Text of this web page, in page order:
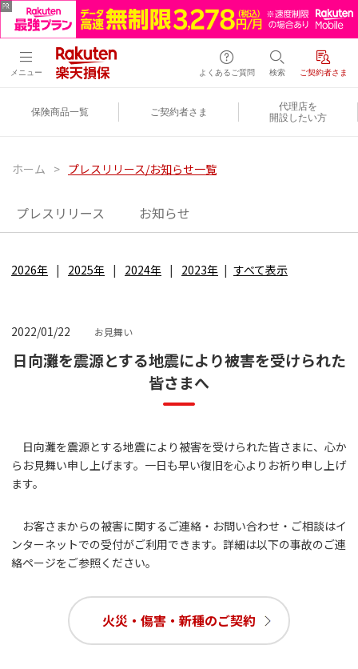
メニュー よくあるご質問 検索 ご契約者さま
保険商品一覧 ご契約者さま
代理店を
開設したい方
ホーム > プレスリリース/お知らせ一覧
プレスリリース お知らせ
2026年 2025年 2024年 2023年 すべて表示
2022/01/22 お見舞い
日向灘を震源とする地震により被害を受けられた
皆さまへ
日向灘を震源とする地震により被害を受けられた皆さまに、心か
らお見舞い申し上げます。一日も早い復旧を心よりお祈り申し上げ
ます。
お客さまからの被害に関するご連絡・お問い合わせ・ご相談はイ
ンターネットでの受付がご利用できます。詳細は以下の事故のご連
絡ページをご参照ください。
火災・傷害・新種のご契約